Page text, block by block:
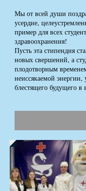
Мы от всей души
усердие,
пример для всех
здравоохранения!
Пусть эта стипендия
новых свершений, а
плодотворным
неиссякаемой энергии,
блестящего будущего